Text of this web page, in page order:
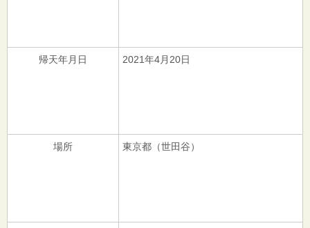
帰天年月日 2021年4月20日
場所 東京都（世田谷）